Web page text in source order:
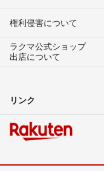
権利侵害について
ラクマ公式ショップ
出店について
リンク